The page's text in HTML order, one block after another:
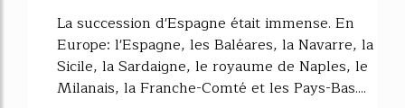
La succession d'Espagne était immense. En
Europe: l'Espagne, les Baléares, la Navarre, la
Sicile, la Sardaigne, le royaume de Naples, le
Milanais, la Franche-Comté et les Pays-Bas....